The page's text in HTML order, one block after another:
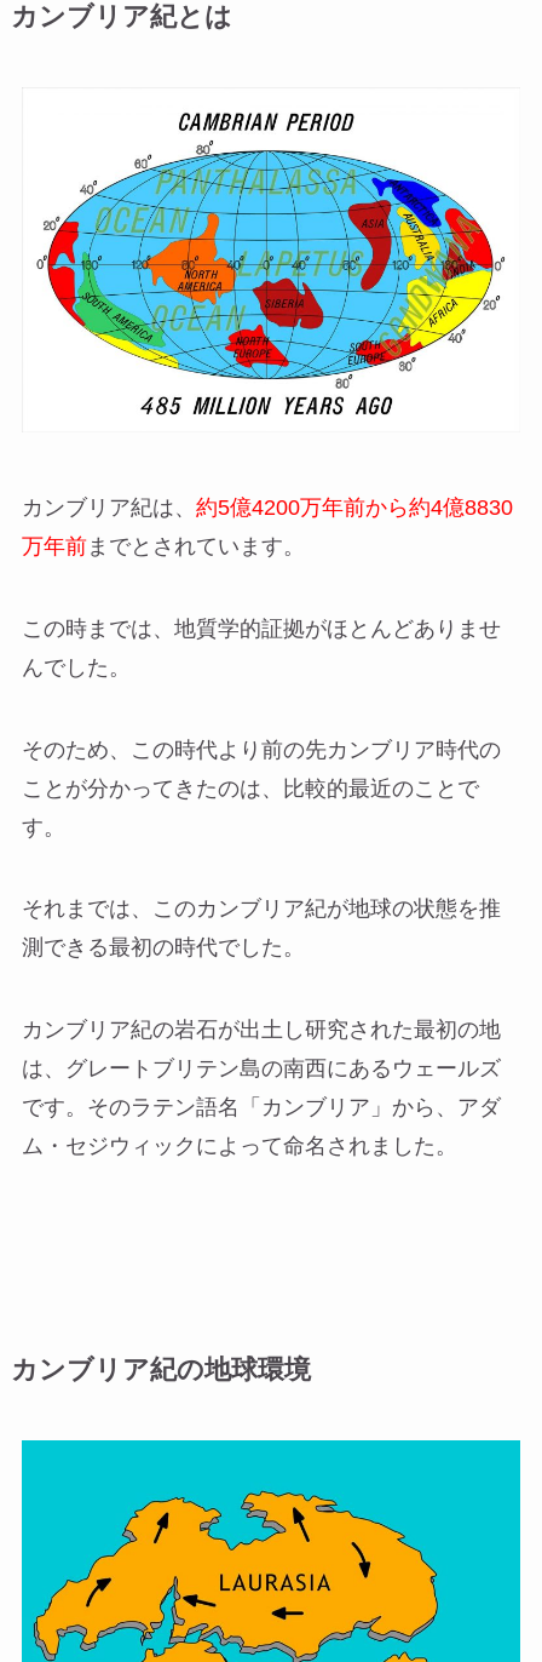
カンブリア紀とは
カンブリア紀は、 約5億4200万年前から約4億8830
万年前までとされています。
この時までは、地質学的証拠がほとんどありませ
んでした。
そのため、この時代より前の先カンブリア時代の
ことが分かってきたのは、比較的最近のことで
す。
それまでは、このカンブリア紀が地球の状態を推
測できる最初の時代でした。
カンブリア紀の岩石が出土し研究された最初の地
は、グレートブリテン島の南西にあるウェールズ
です。そのラテン語名「カンブリア」から、アダ
ム・セジウィックによって命名されました。
カンブリア紀の地球環境